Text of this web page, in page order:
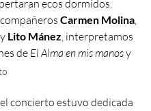
ecos dormidos.
Carmen Molina,
y Lito Mánez, interpretamos
de El Alma en mis manos y
concierto estuvo dedicada